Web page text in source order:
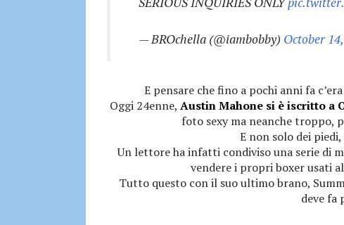
— BROchella (@iambobby) October
E pensare che fino a pochi anni fa
Oggi 24enne, Austin Mahone si è iscritto a
foto sexy ma neanche
E non solo dei
Un lettore ha infatti condiviso una serie di
vendere i propri boxer usati
Tutto questo con il suo ultimo brano,
deve fa